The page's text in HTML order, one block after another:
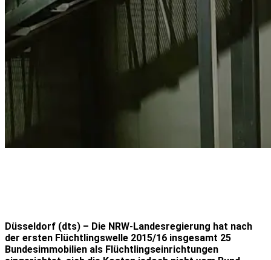
Düsseldorf (dts) – Die NRW-Landesregierung hat nach
der ersten Flüchtlingswelle 2015/16 insgesamt 25
Bundesimmobilien als Flüchtlingseinrichtungen